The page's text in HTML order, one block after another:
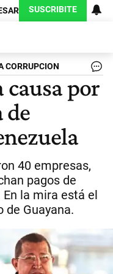
SUSCRIBITE
CORRUPCION
por
de
40 empresas,
pagos de
la mira está el
de Guayana.